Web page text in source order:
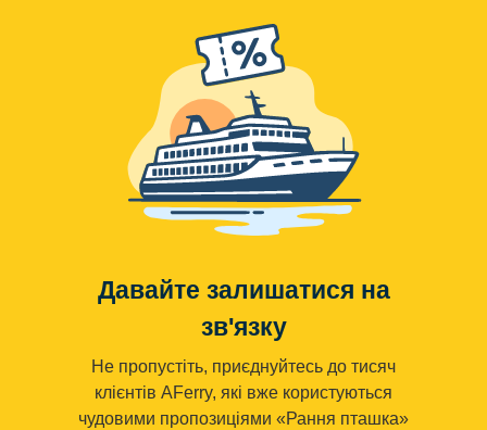
Давайте залишатися на
зв'язку
Не пропустіть, приєднуйтесь до тисяч
клієнтів AFerry, які вже користуються
чудовими пропозиціями «Рання пташка»